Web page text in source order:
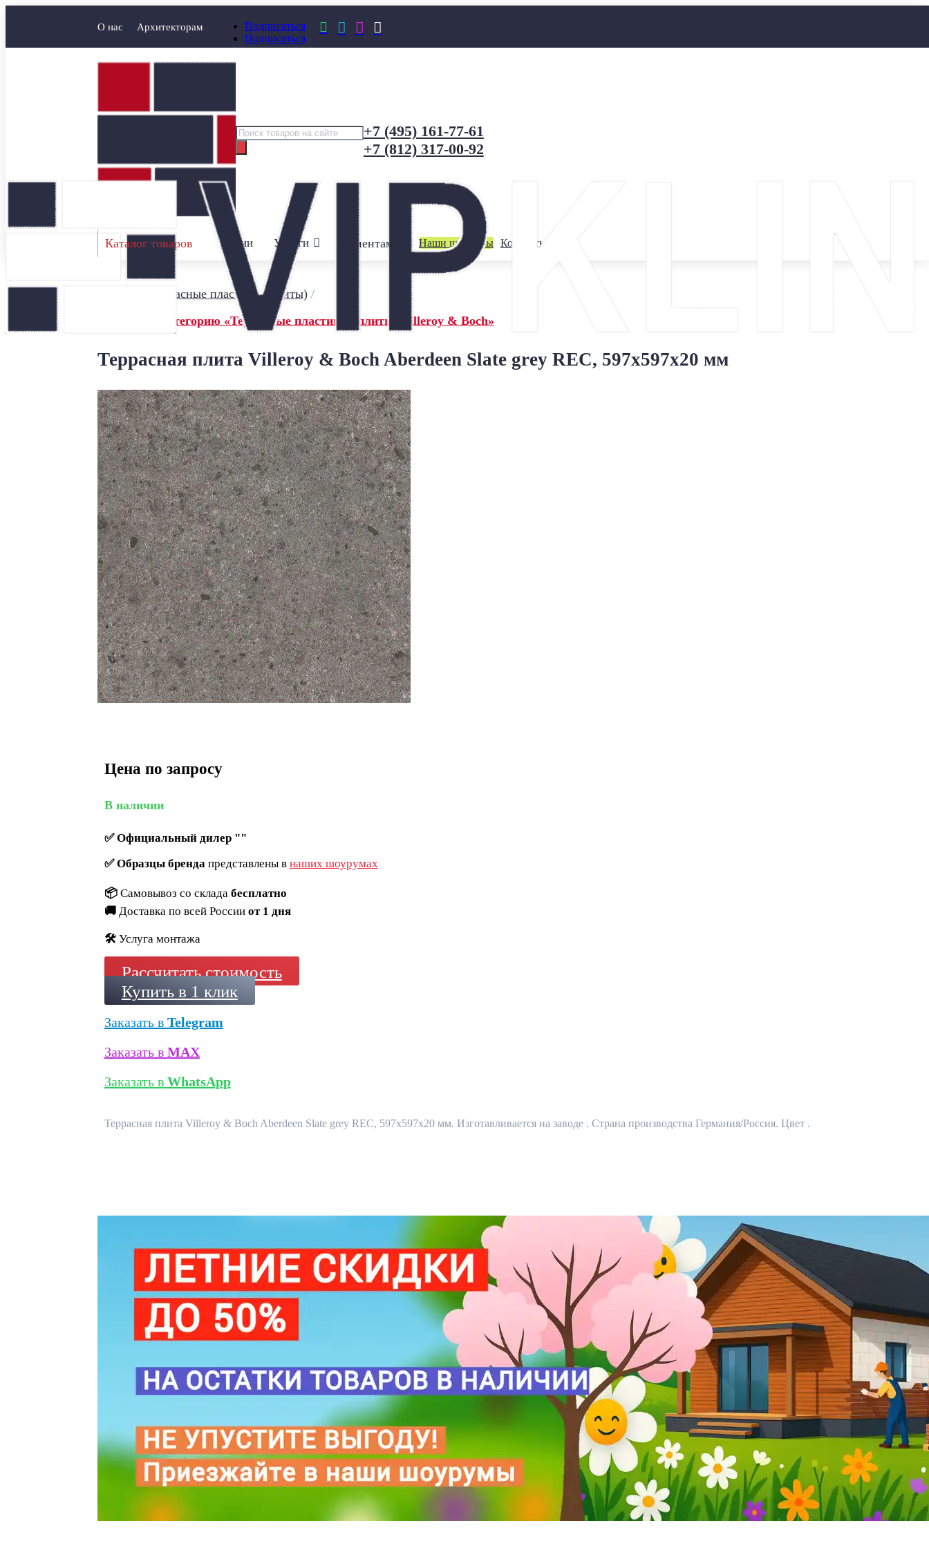
О нас Архитекторам
Подписаться
Подписаться
   
Поиск
товаров
+7 (495) 161-77-61
+7 (812) 317-00-92
Каталог товаров Акции Услуги Клиентам Наши шоурумы Контакты
Террасные пластины (плиты)/
← Назад в категорию «Террасные пластины (плиты) Villeroy & Boch»
Террасная плита Villeroy & Boch Aberdeen Slate grey REC, 597x597x20 мм
Цена по запросу
В наличии
✅Официальный дилер ""
✅Образцы брендапредставлены в наших шоурумах
📦 Самовывоз со склада бесплатно
🚚 Доставка по всей России от 1 дня
🛠️ Услуга монтажа
Рассчитать стоимость
Купить в 1 клик
Заказать в Telegram
Заказать в MAX
Заказать в WhatsApp
Террасная плита Villeroy & Boch Aberdeen Slate grey REC, 597x597x20 мм. Изготавливается на заводе . Страна производства Германия/Россия. Цвет .